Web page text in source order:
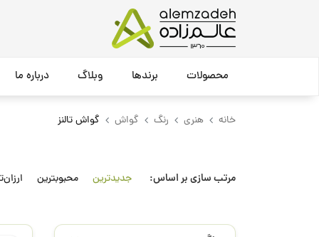
محصولات برندها وبلاگ درباره ما
خانه هنری رنگ گواش گواش تالنز
مرتب سازی بر اساس: جدیدترین محبوبترین